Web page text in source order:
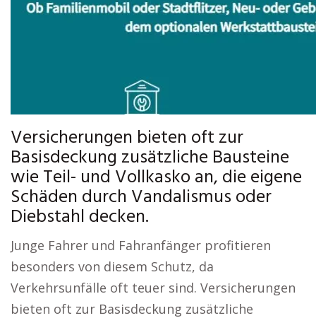
Versicherungen bieten oft zur
Basisdeckung zusätzliche Bausteine
wie Teil- und Vollkasko an, die eigene
Schäden durch Vandalismus oder
Diebstahl decken.
Junge Fahrer und Fahranfänger profitieren
besonders von diesem Schutz, da
Verkehrsunfälle oft teuer sind. Versicherungen
bieten oft zur Basisdeckung zusätzliche